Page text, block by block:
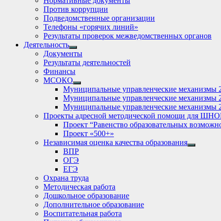
Против коррупции
Подведомственные организации
Телефоны «горячих линий»
Результаты проверок межведомственных органов
Деятельность
Show
sub
menu
Документы
Результаты деятельностей
Финансы
МСОКО
Show
sub
menu
Муниципальные управленческие механизмы
Муниципальные управленческие механизмы
Муниципальные управленческие механизмы
Проекты адресной методической помощи для
Проект “Равенство образовательных
Проект «500+»
Независимая оценка качества образования
Show
ВПР
ОГЭ
ЕГЭ
Охрана труда
Методическая работа
Дошкольное образование
Дополнительное образование
Воспитательная работа